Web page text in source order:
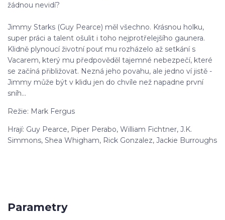
žádnou nevidí?
Jimmy Starks (Guy Pearce) měl všechno. Krásnou holku,
super práci a talent ošulit i toho nejprotřelejšího gaunera.
Klidně plynoucí životní pouť mu rozházelo až setkání s
Vacarem, který mu předpověděl tajemné nebezpečí, které
se začíná přibližovat. Nezná jeho povahu, ale jedno ví jistě -
Jimmy může být v klidu jen do chvíle než napadne první
sníh...
Režie: Mark Fergus
Hrají: Guy Pearce, Piper Perabo, William Fichtner, J.K.
Simmons, Shea Whigham, Rick Gonzalez, Jackie Burroughs
Parametry